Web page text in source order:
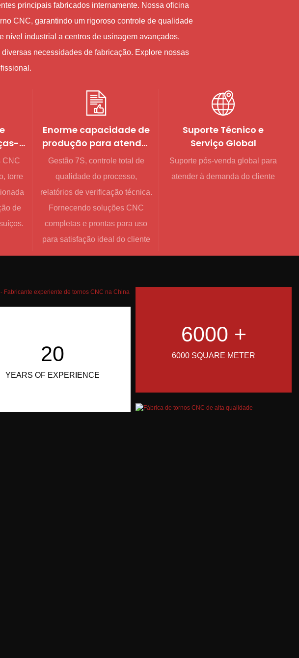
principais fabricados internamente. Nossa oficina
CNC, garantindo um rigoroso controle de qualidade
nível industrial a centros de usinagem avançados,
necessidades de fabricação. Explore nossas
CNC
torre
de
Enorme capacidade de
produção para atender
pedidos grandes e
Gestão 7S, controle total de
qualidade do processo,
relatórios de verificação técnica.
Fornecendo soluções CNC
completas e prontas para uso
para satisfação ideal do cliente
Suporte Técnico e
Serviço Global
Suporte pós-venda global para
atender à demanda do cliente
20
YEARS OF EXPERIENCE
6000 +
6000 SQUARE METER